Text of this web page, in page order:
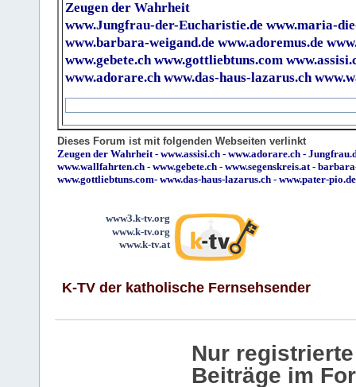
Zeugen der Wahrheit
www.Jungfrau-der-Eucharistie.de www.maria-
www.barbara-weigand.de www.adoremus.de
www.gebete.ch www.gottliebtuns.com
www.adorare.ch www.das-haus-lazarus.ch
Dieses Forum ist mit folgenden Webseiten verlinkt
Zeugen der Wahrheit- www.assisi.ch - www.adorare.ch -
www.wallfahrten.ch - www.gebete.ch - www.segenskreis.at-
www.gottliebtuns.com- www.das-haus-lazarus.ch - www.pater-pio.de
www3.k-tv.org
www.k-tv.org
www.k-tv.at
K-TV der katholische Fernsehsender
Nur
Beiträge im